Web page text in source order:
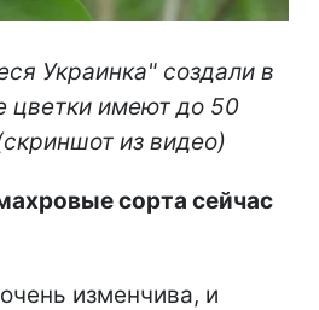
Украинка" создали в
цветки имеют до 50
из видео)
сорта сейчас
изменчива, и